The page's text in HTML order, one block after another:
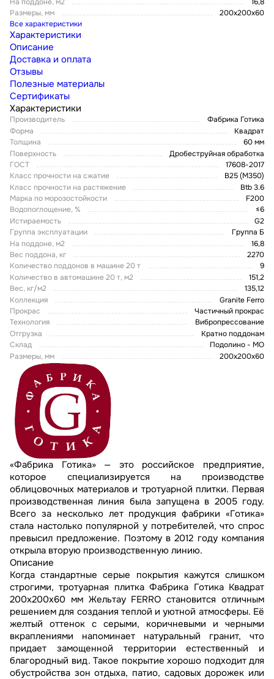
Размеры, мм
200х200х60
Все характеристики
Характеристики
Описание
Доставка и оплата
Отзывы
Полезные материалы
Сертификаты
Характеристики
Производитель
Фабрика Готика
Форма
Квадрат
Толщина
60 мм
Поверхность
Дробеструйная обработка
ГОСТ
17608-2017
Класс прочности на сжатие
В25 (М350)
Класс прочности на растяжение
Btb 3.6
Марка по морозостойкости
F200
Водопоглощение, %
≤6
Истираемость
G2
Группа эксплуатации
Группа Б
На поддоне, м2
16,8
Вес поддона, кг
2270
Количество поддонов в машине 20 т
9
Количество в автомашине 20 т, м2
151,2
Вес, кг/м2
135,12
Коллекция
Granite Ferro
Прокрас
Частичный прокрас
Технология
Вибропрессование
Отгрузка
Кратно поддонам
Склад
Подолино - МО
Размеры, мм
200х200х60
«Фабрика Готика» — это российское предприятие,
которое специализируется на производстве
облицовочных материалов и тротуарной плитки. Первая
производственная линия была запущена в 2005 году.
Всего за несколько лет продукция фабрики «Готика»
стала настолько популярной у потребителей, что спрос
превысил предложение. Поэтому в 2012 году компания
открыла вторую производственную линию.
Описание
Когда стандартные серые покрытия кажутся слишком
строгими, тротуарная плитка Фабрика Готика Квадрат
200х200х60 мм Жельтау FERRO становится отличным
решением для создания теплой и уютной атмосферы. Её
желтый оттенок с серыми, коричневыми и черными
вкраплениями напоминает натуральный гранит, что
придает замощенной территории естественный и
благородный вид. Такое покрытие хорошо подходит для
обустройства зон отдыха, патио, садовых дорожек или